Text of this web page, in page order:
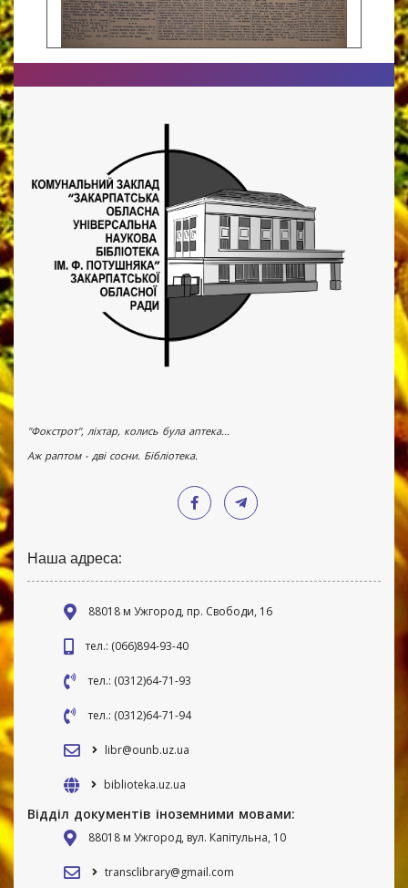
"Фокстрот", ліхтар, колись була аптека...
Аж раптом - дві сосни. Бібліотека.
Наша адреса:
88018 м Ужгород, пр. Свободи, 16
тел.: (066)894-93-40
тел.: (0312)64-71-93
тел.: (0312)64-71-94
libr@ounb.uz.ua
biblioteka.uz.ua
Відділ документів іноземними мовами:
88018 м Ужгород, вул. Капітульна, 10
transclibrary@gmail.com